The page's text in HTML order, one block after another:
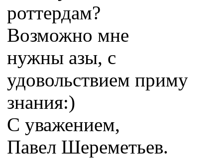
роттердам?
Возможно мне
нужны азы, с
удовольствием приму
знания:)
С уважением,
Павел Шереметьев.